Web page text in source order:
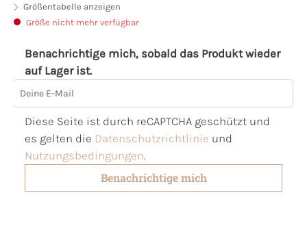
Größentabelle anzeigen
Größe nicht mehr verfügbar
Benachrichtige mich, sobald das Produkt wieder
auf Lager ist.
Deine E-Mail
Diese Seite ist durch reCAPTCHA geschützt und
es gelten die Datenschutzrichtlinie und
Nutzungsbedingungen.
Benachrichtige mich